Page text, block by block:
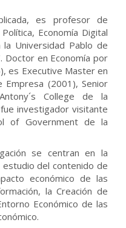
es profesor de
Economía Digital
Universidad Pablo de
Doctor en Economía por
es Executive Master en
(2001), Senior
College de la
investigador visitante
of Government de la
se centran en la
estudio del contenido de
económico de las
la Creación de
Económico de las